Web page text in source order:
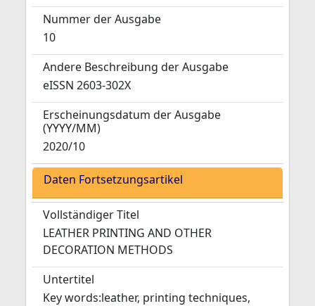
Nummer der Ausgabe
10
Andere Beschreibung der Ausgabe
eISSN 2603-302X
Erscheinungsdatum der Ausgabe
(YYYY/MM)
2020/10
Daten Fortsetzungsartikel
Vollständiger Titel
LEATHER PRINTING AND OTHER
DECORATION METHODS
Untertitel
Key words:leather, printing techniques,